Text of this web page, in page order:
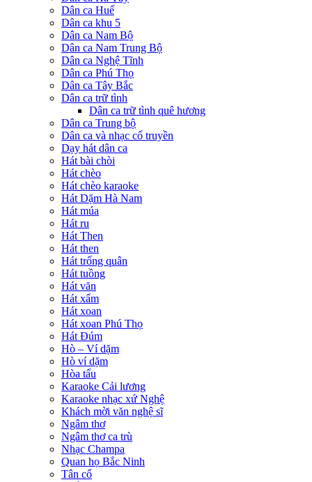
Dân ca Huế
Dân ca khu 5
Dân ca Nam Bộ
Dân ca Nam Trung Bộ
Dân ca Nghệ Tĩnh
Dân ca Phú Thọ
Dân ca Tây Bắc
Dân ca trữ tình
Dân ca trữ tình quê hương
Dân ca Trung bộ
Dân ca và nhạc cổ truyền
Dạy hát dân ca
Hát bài chòi
Hát chèo
Hát chèo karaoke
Hát Dặm Hà Nam
Hát múa
Hát ru
Hát Then
Hát then
Hát trống quân
Hát tuồng
Hát văn
Hát xẩm
Hát xoan
Hát xoan Phú Thọ
Hát Đúm
Hò – Ví dặm
Hò ví dặm
Hòa tấu
Karaoke Cải lương
Karaoke nhạc xứ Nghệ
Khách mời văn nghệ sĩ
Ngâm thơ
Ngâm thơ ca trù
Nhạc Champa
Quan họ Bắc Ninh
Tân cổ